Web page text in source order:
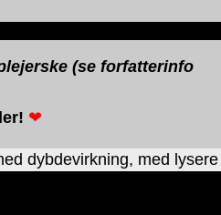
(se forfatterinfo
❤